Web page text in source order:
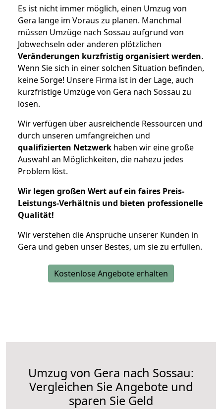
Es ist nicht immer möglich, einen Umzug von
Gera lange im Voraus zu planen. Manchmal
müssen Umzüge nach Sossau aufgrund von
Jobwechseln oder anderen plötzlichen
Veränderungen kurzfristig organisiert werden.
Wenn Sie sich in einer solchen Situation befinden,
keine Sorge! Unsere Firma ist in der Lage, auch
kurzfristige Umzüge von Gera nach Sossau zu
lösen.
Wir verfügen über ausreichende Ressourcen und
durch unseren umfangreichen und
qualifizierten Netzwerk haben wir eine große
Auswahl an Möglichkeiten, die nahezu jedes
Problem löst.
Wir legen großen Wert auf ein faires Preis-
Leistungs-Verhältnis und bieten professionelle
Qualität!
Wir verstehen die Ansprüche unserer Kunden in
Gera und geben unser Bestes, um sie zu erfüllen.
Kostenlose Angebote erhalten
Umzug von Gera nach Sossau:
Vergleichen Sie Angebote und
sparen Sie Geld